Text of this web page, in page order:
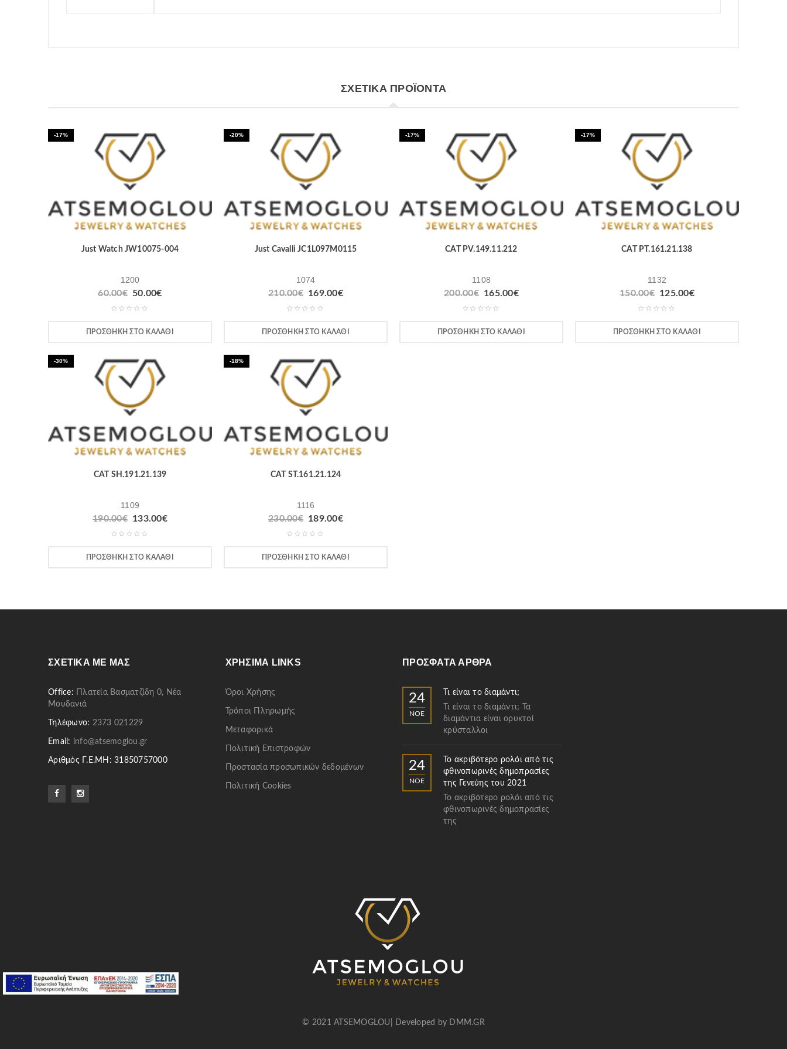
ΣΧΕΤΙΚΆ ΠΡΟΪΌΝΤΑ
-17%
Just Watch JW10075-004
1200
60.00€ 50.00€
ΠΡΟΣΘΉΚΗ ΣΤΟ ΚΑΛΆΘΙ
-20%
Just Cavalli JC1L097M0115
1074
210.00€ 169.00€
ΠΡΟΣΘΉΚΗ ΣΤΟ ΚΑΛΆΘΙ
-17%
CAT PV.149.11.212
1108
200.00€ 165.00€
ΠΡΟΣΘΉΚΗ ΣΤΟ ΚΑΛΆΘΙ
-17%
CAT PT.161.21.138
1132
150.00€ 125.00€
ΠΡΟΣΘΉΚΗ ΣΤΟ ΚΑΛΆΘΙ
-30%
CAT SH.191.21.139
1109
190.00€ 133.00€
ΠΡΟΣΘΉΚΗ ΣΤΟ ΚΑΛΆΘΙ
-18%
CAT ST.161.21.124
1116
230.00€ 189.00€
ΠΡΟΣΘΉΚΗ ΣΤΟ ΚΑΛΆΘΙ
ΣΧΕΤΙΚΆ ΜΕ ΜΑΣ
Office:
Πλατεία Βασματζίδη 0, Νέα
Μουδανιά
Τηλέφωνο: 2373 021229
Email: info@atsemoglou.gr
Αριθμός Γ.Ε.ΜΗ: 31850757000
ΧΡΉΣΙΜΑ LINKS
Όροι Χρήσης
Τρόποι Πληρωμής
Μεταφορικά
Πολιτική Επιστροφών
Προστασία προσωπικών δεδομένων
Πολιτική Cookies
ΠΡΌΣΦΑΤΑ ΆΡΘΡΑ
24
ΝΟΈ
Τι είναι το διαμάντι;
Τι είναι το διαμάντι; Τα
διαμάντια είναι ορυκτοί
κρύσταλλοι
24
ΝΟΈ
Το ακριβότερο ρολόι από τις
φθινοπωρινές δημοπρασίες
της Γενεύης του 2021
Το ακριβότερο ρολόι από τις
φθινοπωρινές δημοπρασίες
της
© 2021 ATSEMOGLOU| Developed by DMM.GR